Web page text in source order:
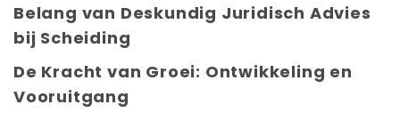
Belang van Deskundig Juridisch Advies
bij Scheiding
De Kracht van Groei: Ontwikkeling en
Vooruitgang